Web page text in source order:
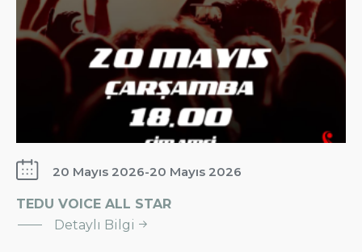
20 Mayıs 2026-20 Mayıs 2026
TEDU VOICE ALL STAR
Detaylı Bilgi
TEDU